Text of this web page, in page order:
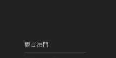
觀音法門